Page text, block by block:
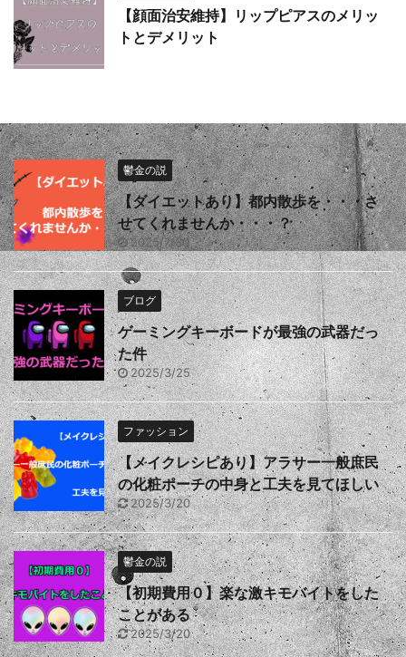
【顔面治安維持】リップピアスのメリッ
トとデメリット
鬱金の説
【ダイエットあり】都内散歩を・・・さ
せてくれませんか・・・？
2025/7/30
ブログ
ゲーミングキーボードが最強の武器だっ
た件
2025/3/25
ファッション
【メイクレシピあり】アラサー一般庶民
の化粧ポーチの中身と工夫を見てほしい
2025/3/20
鬱金の説
【初期費用０】楽な激キモバイトをした
ことがある
2025/3/20